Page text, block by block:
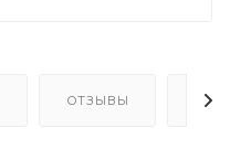
ОТЗЫВЫ